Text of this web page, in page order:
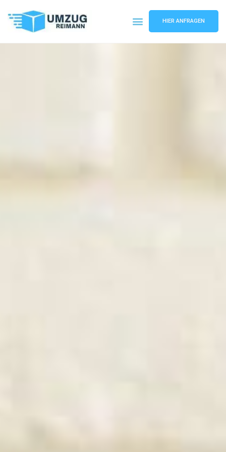
HIER ANFRAGEN